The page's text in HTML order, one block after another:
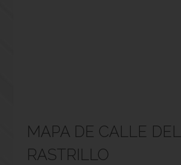
MAPA DE CALLE DEL
RASTRILLO